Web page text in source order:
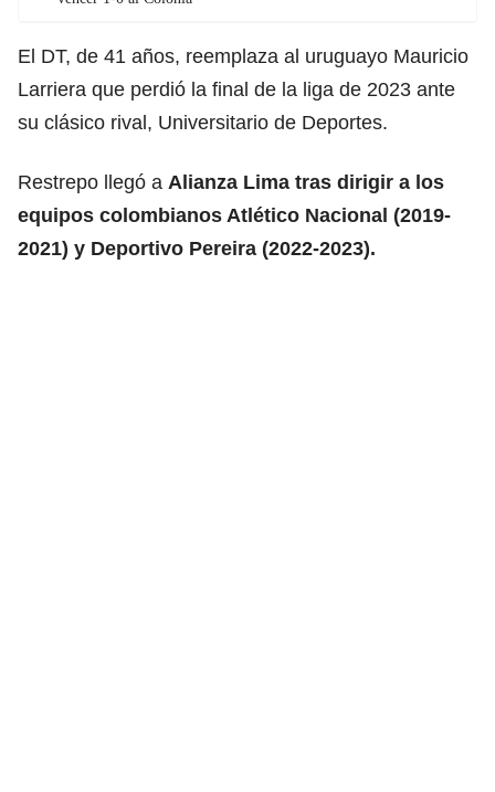
El DT, de 41 años, reemplaza al uruguayo Mauricio
Larriera que perdió la final de la liga de 2023 ante
su clásico rival, Universitario de Deportes.
Restrepo llegó a Alianza Lima tras dirigir a los
equipos colombianos Atlético Nacional (2019-
2021) y Deportivo Pereira (2022-2023).